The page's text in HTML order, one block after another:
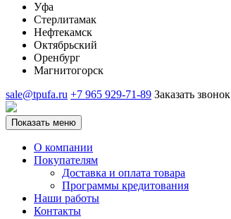
Уфа
Стерлитамак
Нефтекамск
Октябрьский
Оренбург
Магнитогорск
sale@tpufa.ru +7 965 929-71-89 Заказать звонок
Показать меню
О компании
Покупателям
Доставка и оплата товара
Программы кредитования
Наши работы
Контакты